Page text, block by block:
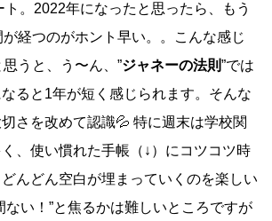
。2022年になったと思ったら、もう
経つのがホント早い。。こんな感じ
うと、う〜ん、”ジャネーの法則”では
ると1年が短く感じられます。そんな
さを改めて認識💦 特に週末は学校関
、使い慣れた手帳（↓）にコツコツ時
んどん空白が埋まっていくのを楽しい
ない！”と焦るかは難しいところですが